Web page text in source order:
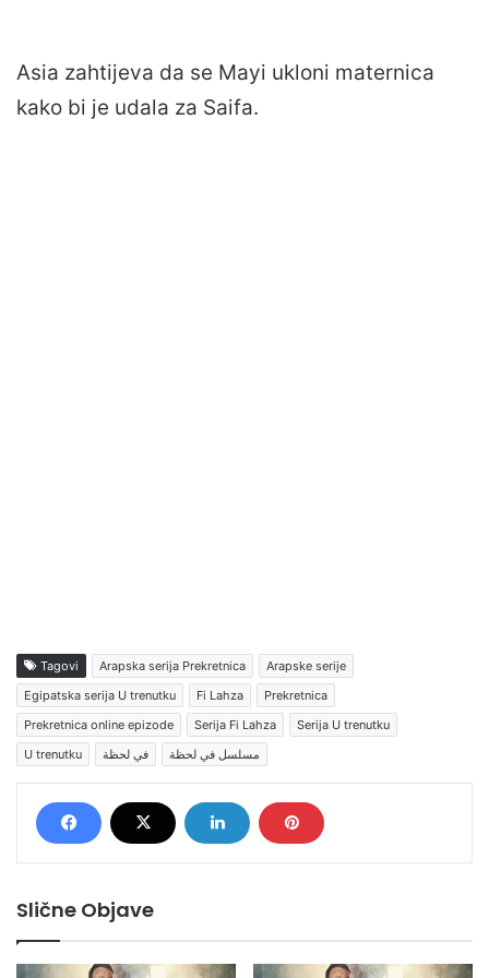
Asia zahtijeva da se Mayi ukloni maternica
kako bi je udala za Saifa.
Tagovi Arapska serija Prekretnica
Arapske serije
Egipatska serija U trenutku
Fi Lahza
Prekretnica
Prekretnica online epizode
Serija Fi Lahza
Serija U trenutku
U trenutku
في لحظة مسلسل في لحظة
Slične Objave